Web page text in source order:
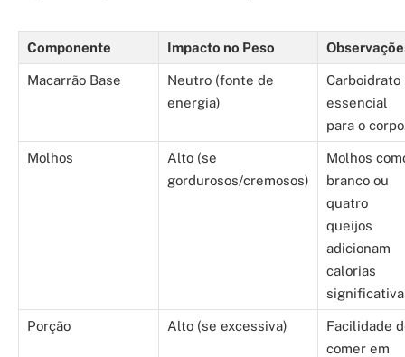
Componente Impacto no Peso
Macarrão Base
Neutro (fonte de
energia)
Carboidrato
essencial
para o
Molhos
Alto (se
gordurosos/cremosos)
Molhos
branco ou
quatro
queijos
adicionam
calorias
Porção Alto (se excessiva)
Facilidade
comer em